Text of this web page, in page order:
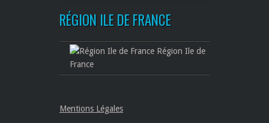
RÉGION ILE DE FRANCE
Région Ile de
France
Mentions Légales